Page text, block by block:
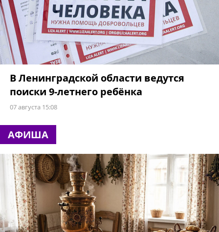
В Ленинградской области ведутся
поиски 9-летнего ребёнка
07 августа 15:08
АФИША